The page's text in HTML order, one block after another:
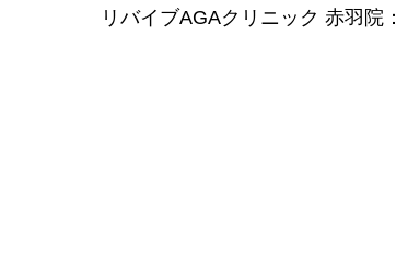
リバイブAGAクリニック 赤羽院：